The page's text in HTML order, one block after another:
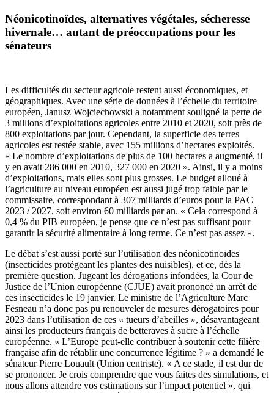
Néonicotinoïdes, alternatives végétales, sécheresse
hivernale… autant de préoccupations pour les
sénateurs
Les difficultés du secteur agricole restent aussi économiques, et
géographiques. Avec une série de données à l’échelle du territoire
européen, Janusz Wojciechowski a notamment souligné la perte de
3 millions d’exploitations agricoles entre 2010 et 2020, soit près de
800 exploitations par jour. Cependant, la superficie des terres
agricoles est restée stable, avec 155 millions d’hectares exploités.
« Le nombre d’exploitations de plus de 100 hectares a augmenté, il
y en avait 286 000 en 2010, 327 000 en 2020 ». Ainsi, il y a moins
d’exploitations, mais elles sont plus grosses. Le budget alloué à
l’agriculture au niveau européen est aussi jugé trop faible par le
commissaire, correspondant à 307 milliards d’euros pour la PAC
2023 / 2027, soit environ 60 milliards par an. « Cela correspond à
0,4 % du PIB européen, je pense que ce n’est pas suffisant pour
garantir la sécurité alimentaire à long terme. Ce n’est pas assez ».
Le débat s’est aussi porté sur l’utilisation des néonicotinoïdes
(insecticides protégeant les plantes des nuisibles), et ce, dès la
première question. Jugeant les dérogations infondées, la Cour de
Justice de l’Union européenne (CJUE) avait prononcé un arrêt de
ces insecticides le 19 janvier. Le ministre de l’Agriculture Marc
Fesneau n’a donc pas pu renouveler de mesures dérogatoires pour
2023 dans l’utilisation de ces « tueurs d’abeilles », désavantageant
ainsi les producteurs français de betteraves à sucre à l’échelle
européenne. « L’Europe peut-elle contribuer à soutenir cette filière
française afin de rétablir une concurrence légitime ? » a demandé le
sénateur Pierre Louault (Union centriste). « A ce stade, il est dur de
se prononcer. Je crois comprendre que vous faites des simulations, et
nous allons attendre vos estimations sur l’impact potentiel », qui